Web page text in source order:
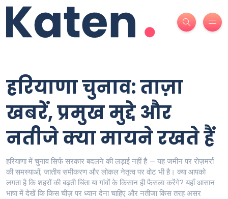
हरियाणा चुनाव: ताज़ा
खबरें, प्रमुख मुद्दे और
नतीजे क्या मायने रखते हैं
हरियाणा में चुनाव सिर्फ सरकार बदलने की लड़ाई नहीं है — यह जमीन पर रोज़मर्रा
की समस्याओं, जातीय समीकरण और लोकल नेतृत्व पर वोट भी है। क्या आपको
लगता है कि शहरों की बढ़ती चिंता या गांवों के किसान ही फैसला करेंगे? यहाँ आसान
भाषा में देखें कि किस चीज़ पर ध्यान देना चाहिए और नतीजा किस तरह असर